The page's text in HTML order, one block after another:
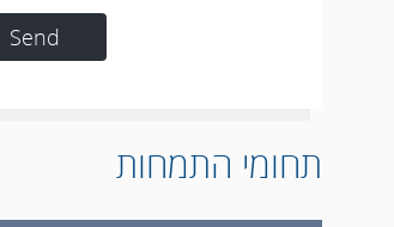
תחומי התמחות